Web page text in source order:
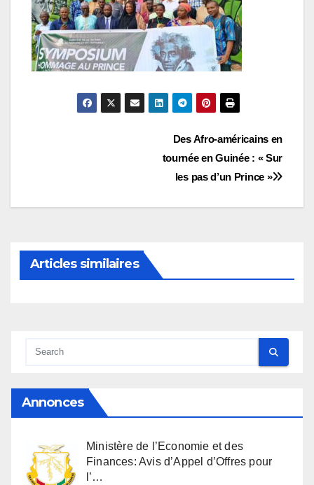
l’article
Des Afro-américains en
tournée en Guinée : « Sur
les pas d’un Prince »
Articles similaires
Annonces
Ministère de l’Economie et des
Finances: Avis d’Appel d’Offres pour
l’…